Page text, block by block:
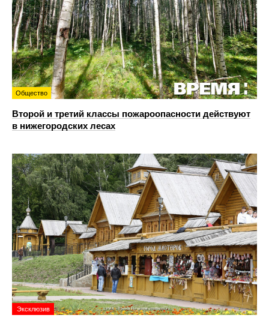
Общество
Второй и третий классы пожароопасности действуют
в нижегородских лесах
Эксклюзив